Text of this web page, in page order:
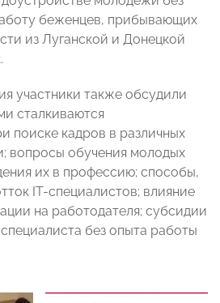
беженцев, прибывающих
из Луганской и Донецкой
участники также обсудили
сталкиваются
поиске кадров в различных
вопросы обучения молодых
их в профессию; способы,
IT-специалистов; влияние
на работодателя; субсидии
без опыта работы